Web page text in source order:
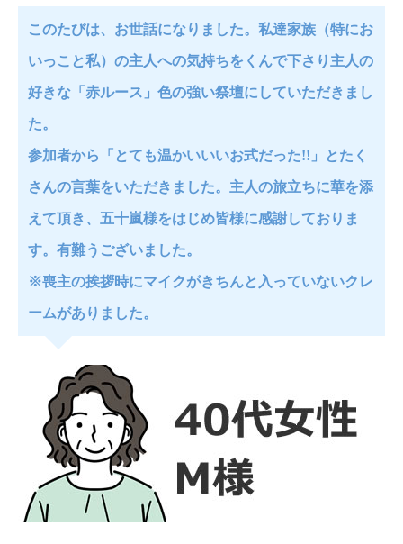
このたびは、お世話になりました。私達家族（特にお
いっこと私）の主人への気持ちをくんで下さり主人の
好きな「赤ルース」色の強い祭壇にしていただきまし
た。
参加者から「とても温かいいいお式だった!!」とたく
さんの言葉をいただきました。主人の旅立ちに華を添
えて頂き、五十嵐様をはじめ皆様に感謝しておりま
す。有難うございました。
※喪主の挨拶時にマイクがきちんと入っていないクレ
ームがありました。